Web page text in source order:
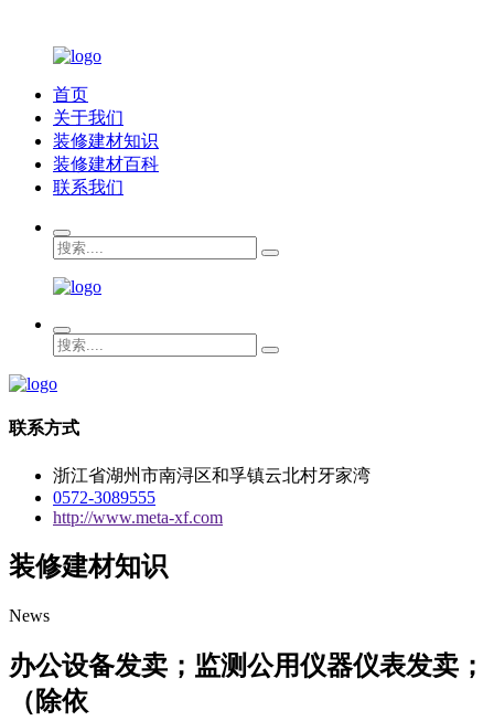
首页
关于我们
装修建材知识
装修建材百科
联系我们
联系方式
浙江省湖州市南浔区和孚镇云北村牙家湾
0572-3089555
http://www.meta-xf.com
装修建材知识
News
办公设备发卖；监测公用仪器仪表发卖；
（除依